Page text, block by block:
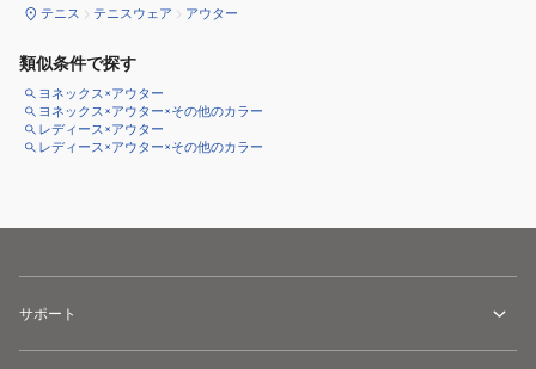
テニス テニスウェア アウター
類似条件で探す
ヨネックス×アウター
ヨネックス×アウター×その他のカラー
レディース×アウター
レディース×アウター×その他のカラー
サポート